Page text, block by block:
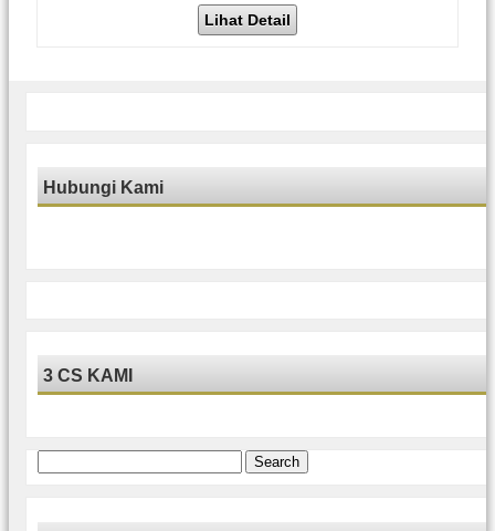
Lihat Detail
Hubungi Kami
3 CS KAMI
for: